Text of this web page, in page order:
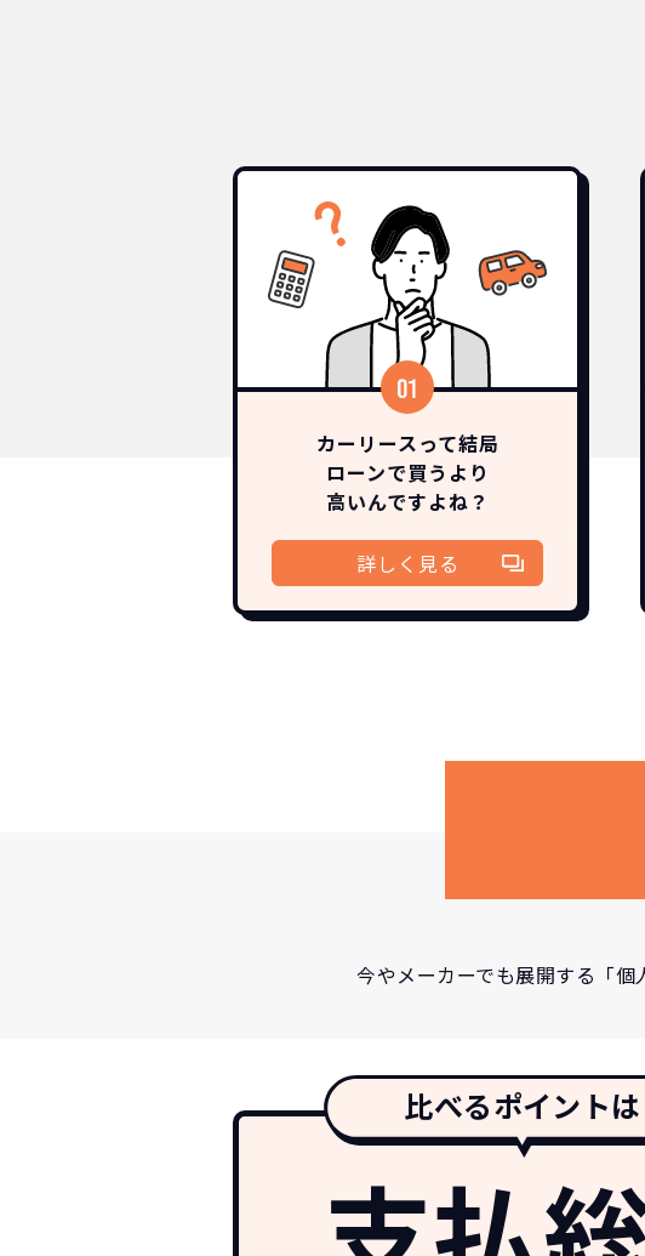
カーリースって結局
ローンで買うより
高いんですよね？
詳しく見る
今やメーカーでも展開する「個
比べるポイントは